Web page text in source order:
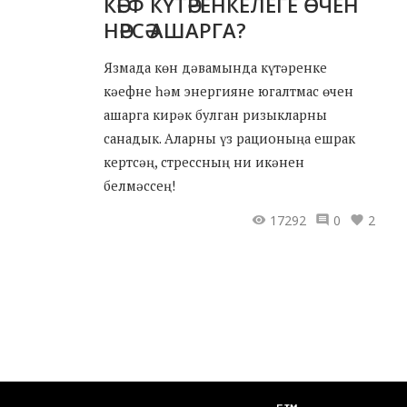
НӘРСӘ АШАРГА?
Язмада көн дәвамында күтәренке
кәефне һәм энергияне югалтмас өчен
ашарга кирәк булган ризыкларны
санадык. Аларны үз рационыңа ешрак
кертсәң, стрессның ни икәнен
белмәссең!
17292
0 2